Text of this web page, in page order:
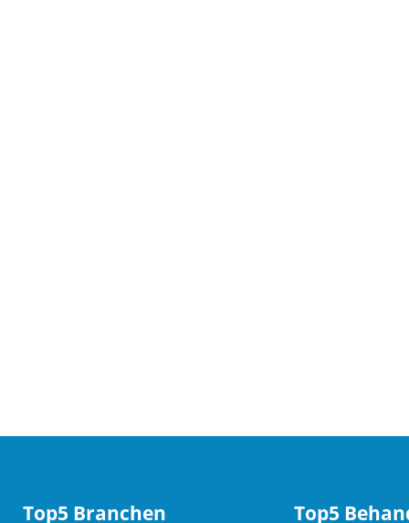
Top5 Branchen Top5